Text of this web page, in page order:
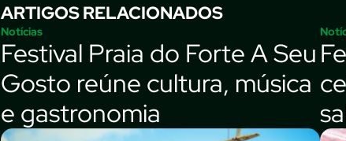
ARTIGOS RELACIONADOS
Notícias
Festival Praia do Forte A Seu
Gosto reúne cultura, música
e gastronomia